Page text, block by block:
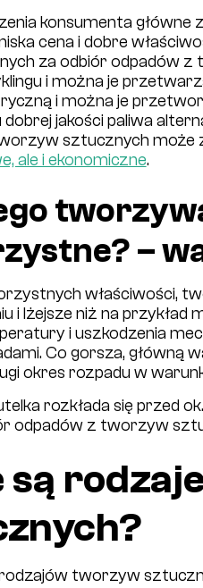
konsumenta
cena i dobre
za odbiór odpadów
i można je
i można je
dobrej jakości paliwa
sztucznych może
ale i ekonomiczne.
–
właściwości,
i lżejsze niż na przykład
i uszkodzenia
Co gorsza, główną
okres rozpadu w
rozkłada się przed
odpadów z tworzyw
są
tworzyw